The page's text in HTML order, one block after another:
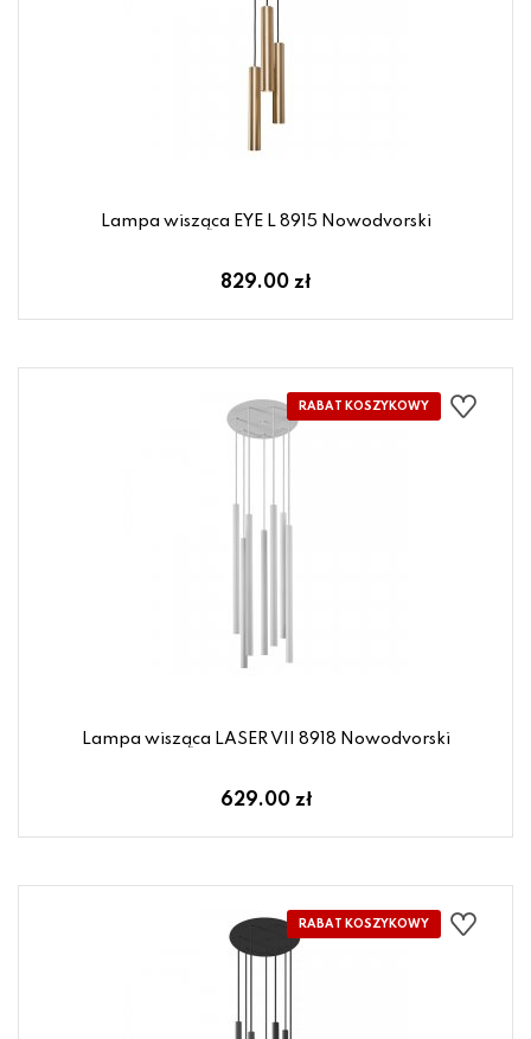
Lampa wisząca EYE L 8915 Nowodvorski
829.00 zł
Lampa wisząca LASER VII 8918 Nowodvorski
629.00 zł